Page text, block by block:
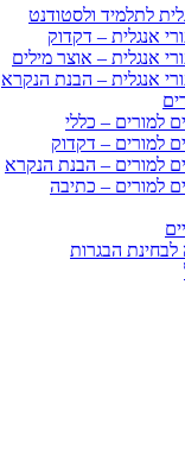
לתלמיד ולסטודנט
אנגלית – דקדוק
אנגלית – אוצר מילים
אנגלית – הבנת הנקרא
למורים – כללי
למורים – דקדוק
למורים – הבנת הנקרא
למורים – כתיבה
לבחינת הבגרות